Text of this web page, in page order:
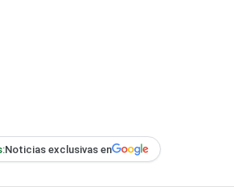
Noticias exclusivas en